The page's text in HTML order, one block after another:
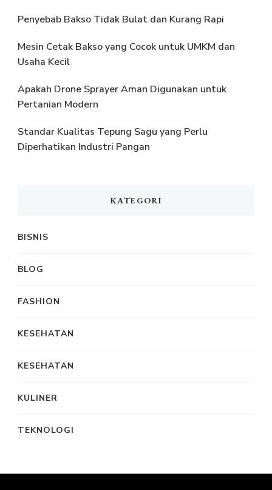
Penyebab Bakso Tidak Bulat dan Kurang Rapi
Mesin Cetak Bakso yang Cocok untuk UMKM dan
Usaha Kecil
Apakah Drone Sprayer Aman Digunakan untuk
Pertanian Modern
Standar Kualitas Tepung Sagu yang Perlu
Diperhatikan Industri Pangan
KATEGORI
BISNIS
BLOG
FASHION
KESEHATAN
KESEHATAN
KULINER
TEKNOLOGI